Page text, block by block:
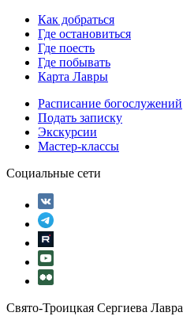
Как добраться
Где остановиться
Где поесть
Где побывать
Карта Лавры
Расписание богослужений
Подать записку
Экскурсии
Мастер-классы
Социальные сети
Свято-Троицкая Сергиева Лавра